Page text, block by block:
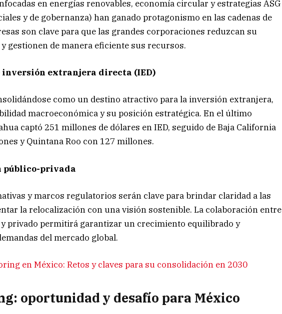
en energías renovables, economía circular y estrategias ASG
y de gobernanza) han ganado protagonismo en las cadenas de
son clave para que las grandes corporaciones reduzcan su
gestionen de manera eficiente sus recursos.
inversión extranjera directa (IED)
como un destino atractivo para la inversión extranjera,
macroeconómica y su posición estratégica. En el último
captó 251 millones de dólares en IED, seguido de Baja California
y Quintana Roo con 127 millones.
público-privada
y marcos regulatorios serán clave para brindar claridad a las
la relocalización con una visión sostenible. La colaboración entre
privado permitirá garantizar un crecimiento equilibrado y
del mercado global.
en México: Retos y claves para su consolidación en 2030
oportunidad y desafío para México